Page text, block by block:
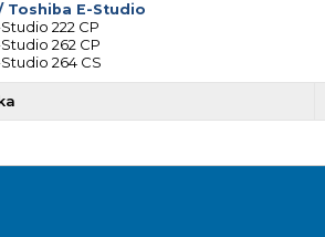
Toshiba E-Studio
222 CP
262 CP
264 CS